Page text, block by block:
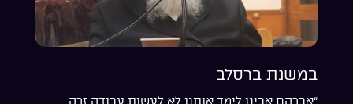
במשנת ברסלב
“אברהם אבינו לימד אותנו לא לעשות עבודה זרה